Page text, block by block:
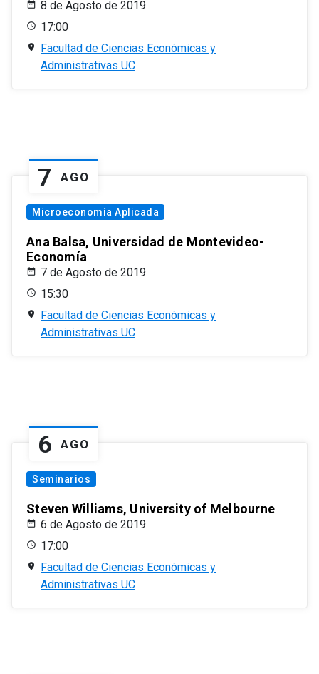
8 de Agosto de 2019
17:00
Facultad de Ciencias Económicas y
Administrativas UC
7 AGO
Microeconomía Aplicada
Ana Balsa, Universidad de Montevideo-
Economía
7 de Agosto de 2019
15:30
Facultad de Ciencias Económicas y
Administrativas UC
6 AGO
Seminarios
Steven Williams, University of Melbourne
6 de Agosto de 2019
17:00
Facultad de Ciencias Económicas y
Administrativas UC